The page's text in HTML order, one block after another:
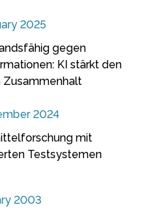
2025
gegen
KI stärkt den
Zusammenhalt
2024
mit
Testsystemen
2003